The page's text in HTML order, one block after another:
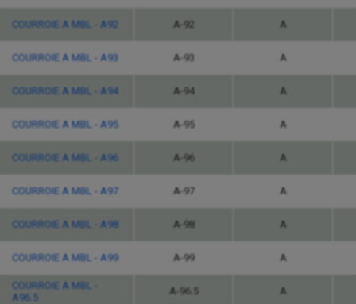
COURROIE A MBL - A92 A-92 A
COURROIE A MBL - A93 A-93 A
COURROIE A MBL - A94 A-94 A
COURROIE A MBL - A95 A-95 A
COURROIE A MBL - A96 A-96 A
COURROIE A MBL - A97 A-97 A
COURROIE A MBL - A98 A-98 A
COURROIE A MBL - A99 A-99 A
COURROIE A MBL -
A96.5
A-96.5 A